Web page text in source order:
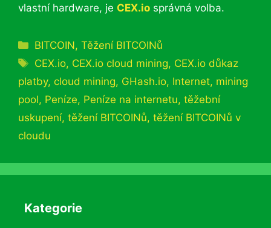
vlastní hardware, je CEX.io správná volba.
Rubriky
BITCOIN,Těžení BITCOINů
Štítky
CEX.io, CEX.io cloud mining, CEX.io důkaz
platby, cloud mining, GHash.io, Internet, mining
pool, Peníze, Peníze na internetu, těžební
uskupení, těžení BITCOINů, těžení BITCOINů v
cloudu
Kategorie